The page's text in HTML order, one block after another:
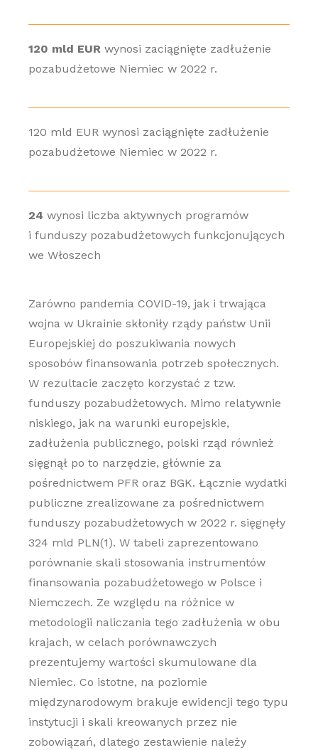
120 mld EURwynosi zaciągnięte zadłużenie
pozabudżetowe Niemiec w 2022 r.
120 mld EUR wynosi zaciągnięte zadłużenie
pozabudżetowe Niemiec w 2022 r.
24 wynosi liczba aktywnych programów
i funduszy pozabudżetowych funkcjonujących
we Włoszech
Zarówno pandemia COVID-19, jak i trwająca
wojna w Ukrainie skłoniły rządy państw Unii
Europejskiej do poszukiwania nowych
sposobów finansowania potrzeb społecznych.
W rezultacie zaczęto korzystać z tzw.
funduszy pozabudżetowych. Mimo relatywnie
niskiego, jak na warunki europejskie,
zadłużenia publicznego, polski rząd również
sięgnął po to narzędzie, głównie za
pośrednictwem PFR oraz BGK. Łącznie wydatki
publiczne zrealizowane za pośrednictwem
funduszy pozabudżetowych w 2022 r. sięgnęły
324 mld PLN(1). W tabeli zaprezentowano
porównanie skali stosowania instrumentów
finansowania pozabudżetowego w Polsce i
Niemczech. Ze względu na różnice w
metodologii naliczania tego zadłużenia w obu
krajach, w celach porównawczych
prezentujemy wartości skumulowane dla
Niemiec. Co istotne, na poziomie
międzynarodowym brakuje ewidencji tego typu
instytucji i skali kreowanych przez nie
zobowiązań, dlatego zestawienie należy